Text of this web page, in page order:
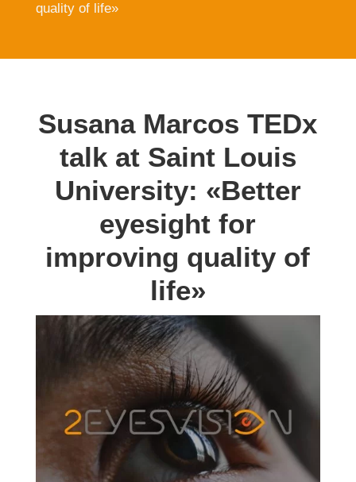
quality of life»
Susana Marcos TEDx
talk at Saint Louis
University: «Better
eyesight for
improving quality of
life»